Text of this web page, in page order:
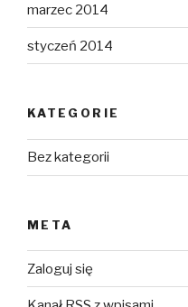
marzec 2014
styczeń 2014
KATEGORIE
Bez kategorii
META
Zaloguj się